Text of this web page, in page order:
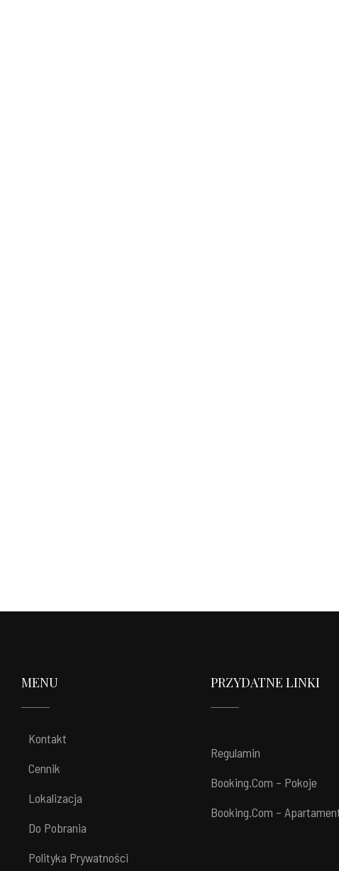
MENU
Kontakt
Cennik
Lokalizacja
Do Pobrania
Polityka Prywatności
PRZYDATNE LINKI
Regulamin
Booking.com – Pokoje
Booking.com –